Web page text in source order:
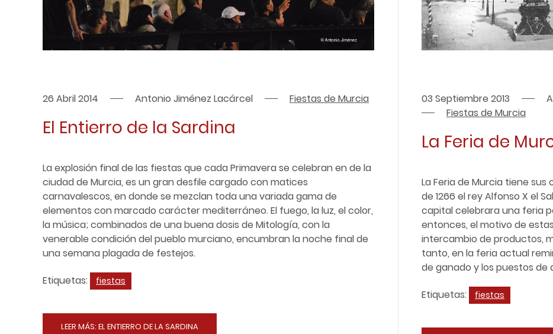
26 Abril 2014 Antonio Jiménez Lacárcel Fiestas de Murcia
El Entierro de la Sardina
La explosión final de las fiestas que cada Primavera se celebran en de la
ciudad de Murcia, es un gran desfile cargado con matices
carnavalescos, en donde se mezclan toda una variada gama de
elementos con marcado carácter mediterráneo. El fuego, la luz, el color,
la música; combinados de una buena dosis de Mitología, con la
venerable condición del pueblo murciano, encumbran la noche final de
una semana plagada de festejos.
Etiquetas:
fiestas
LEER MÁS: EL ENTIERRO DE LA SARDINA
03 Septiembre 2013
Fiestas de Murcia
La Feria de
La Feria de Murcia tiene sus
de 1266 el rey Alfonso X el
capital celebrara una feria
entonces, el motivo de
intercambio de productos,
tanto, en la feria actual
de ganado y los puestos de
Etiquetas:
fiestas